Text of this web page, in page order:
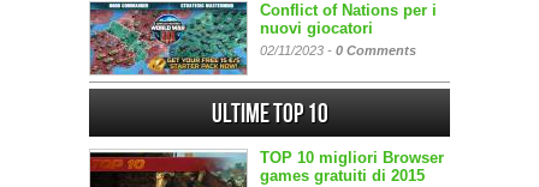
Conflict of Nations per i
nuovi giocatori
02/11/2023 - 0 Comments
Ultime Top 10
TOP 10 migliori Browser
games gratuiti di 2015